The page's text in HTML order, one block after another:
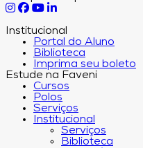
Institucional
Portal do Aluno
Biblioteca
Imprima seu boleto
Estude na Faveni
Cursos
Polos
Serviços
Institucional
Serviços
Biblioteca